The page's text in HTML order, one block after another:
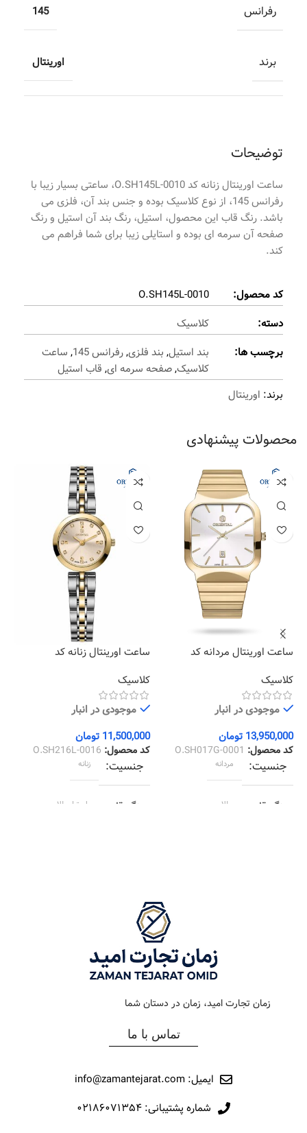
توضیحات
ساعت اورینتال زنانه کد O.SH145L-0010، ساعتی بسیار زیبا با
رفرانس 145، از نوع کلاسیک بوده و جنس بند آن، فلزی می
باشد. رنگ قاب این محصول، استیل، رنگ بند آن استیل و رنگ
صفحه آن سرمه ای بوده و استایلی زیبا برای شما فراهم می
کند.
کد محصول:
O.SH145L-0010
دسته:
کلاسیک
برچسب ها:
بند استیل, بند فلزی,رفرانس 145 , ساعت
کلاسیک,صفحه سرمه ای, قاب استیل
برند: اورینتال
رفرانس 145
برند اورینتال
محصولات پیشنهادی
ساعت اورینتال مردانه کد
کلاسیک
موجودی در انبار
13,950,000 تومان
کد محصول: O.SH017G-0001
جنسیت مردانه
رنگ قاب طلایی
کلاسیک
رفرانس 017
ساعت اورینتال زنانه کد
کلاسیک
موجودی در انبار
11,500,000 تومان
کد محصول: O.SH216L-0016
جنسیت زنانه
رنگ قاب استیل طلایی
جنس بند
نوع ساعت
رفرانس
برند
زمان تجارت امید، زمان در دستان شما
تماس با ما
ایمیل: info@zamantejarat.com
شماره پشتیبانی: ۰۲۱۸۶۰۷۱۳۵۴